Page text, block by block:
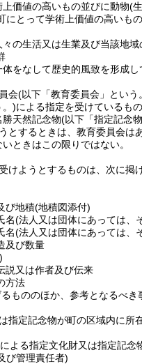
価値の高いもの並びに動物(
にとって学術上価値の高いもの
の生活又は生業及び当該地
体をなして歴史的風致を形成
会(以下「教育委員会」という
。)による指定を受けているも
天然記念物(以下「指定記念
とするときは、教育委員会は
ときはこの限りではない。
けようとするものは、次に掲
び地積(地積図添付)
名(法人又は団体にあっては、
名(法人又は団体にあっては、
及び数量
説又は作者及び伝来
方法
もののほか、参考となるべき
指定記念物が町の区域内に所
よる指定文化財又は指定記念
び管理責任者)